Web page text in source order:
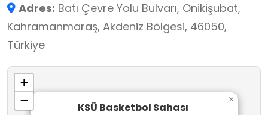
bağlı olarak hizmet verir. Sahalar, takım
çalışması, stratejik düşünme, liderlik ve fiziksel
gelişim gibi becerilerin desteklenmesine katkı
sağladığı için okul dışı öğrenme ortamı olarak
da değerlidir.
Adres: Batı Çevre Yolu Bulvarı, Onikişubat,
Kahramanmaraş, Akdeniz Bölgesi, 46050,
Türkiye
KSÜ Basketbol Sahası
×
+
−